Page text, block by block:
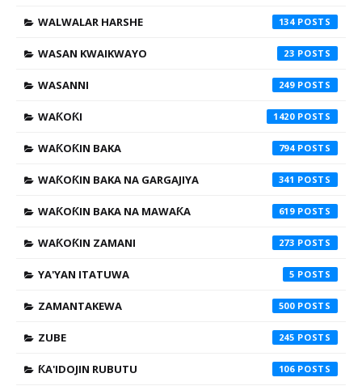
WALWALAR HARSHE 134
WASAN KWAIKWAYO 23
WASANNI 249
WAƘOƘI 1420
WAƘOƘIN BAKA 794
WAƘOƘIN BAKA NA GARGAJIYA 341
WAƘOƘIN BAKA NA MAWAƘA 619
WAƘOƘIN ZAMANI 273
YA'YAN ITATUWA 5
ZAMANTAKEWA 500
ZUBE 245
ƘA'IDOJIN RUBUTU 106